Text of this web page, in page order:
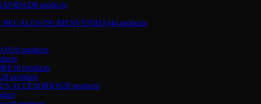
8 products
REGALOS DE BIENVENIDA)44 products
10 products
10 products
28 products
ACCESORIOS28 products